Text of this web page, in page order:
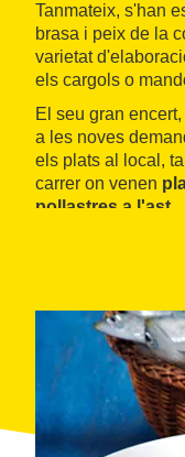
Tanmateix, s'han
brasa i peix de la
varietat
els cargols o
El seu gran
a les noves
els plats al local,
carrer on venen
pollastres a l'ast